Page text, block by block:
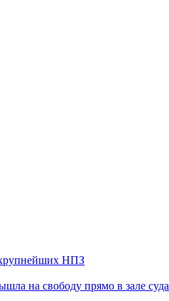
крупнейших НПЗ
на свободу прямо в зале суда